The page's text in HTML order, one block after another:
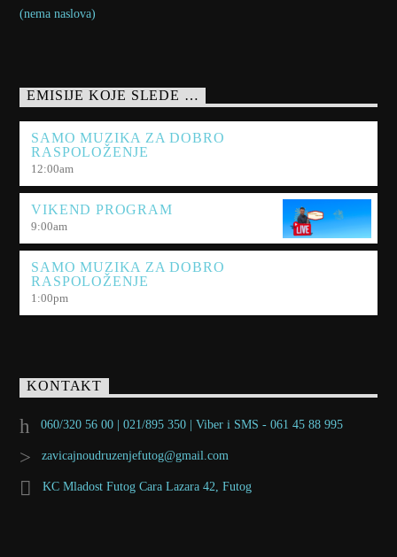
(nema naslova)
EMISIJE KOJE SLEDE …
SAMO MUZIKA ZA DOBRO
RASPOLOŽENJE
12:00am
VIKEND PROGRAM
9:00am
SAMO MUZIKA ZA DOBRO
RASPOLOŽENJE
1:00pm
KONTAKT
060/320 56 00 | 021/895 350 | Viber i SMS - 061 45 88 995
zavicajnoudruzenjefutog@gmail.com
KC Mladost Futog Cara Lazara 42, Futog